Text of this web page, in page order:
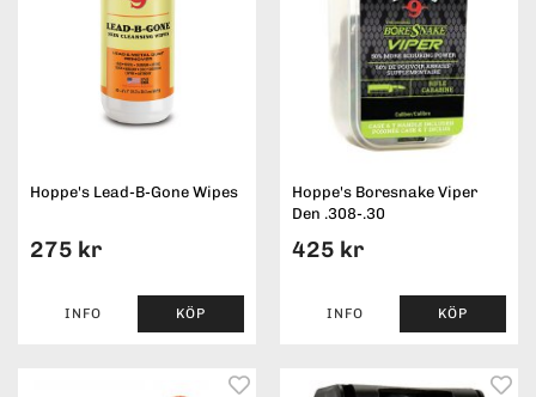
Hoppe's Lead-B-Gone Wipes
275 kr
INFO KÖP
Hoppe's Boresnake Viper
Den .308-.30
425 kr
INFO KÖP